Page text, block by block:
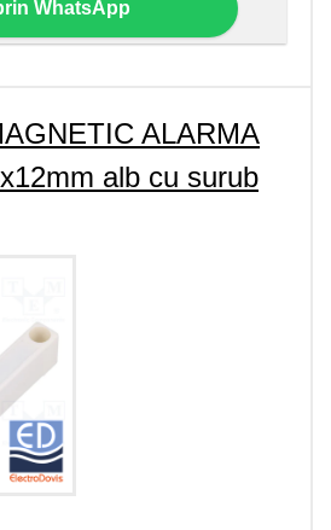
WhatsApp
ALARMA
alb cu surub